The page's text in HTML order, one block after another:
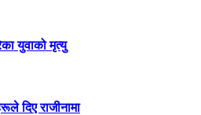
युवाको मृत्यु
दिए राजीनामा